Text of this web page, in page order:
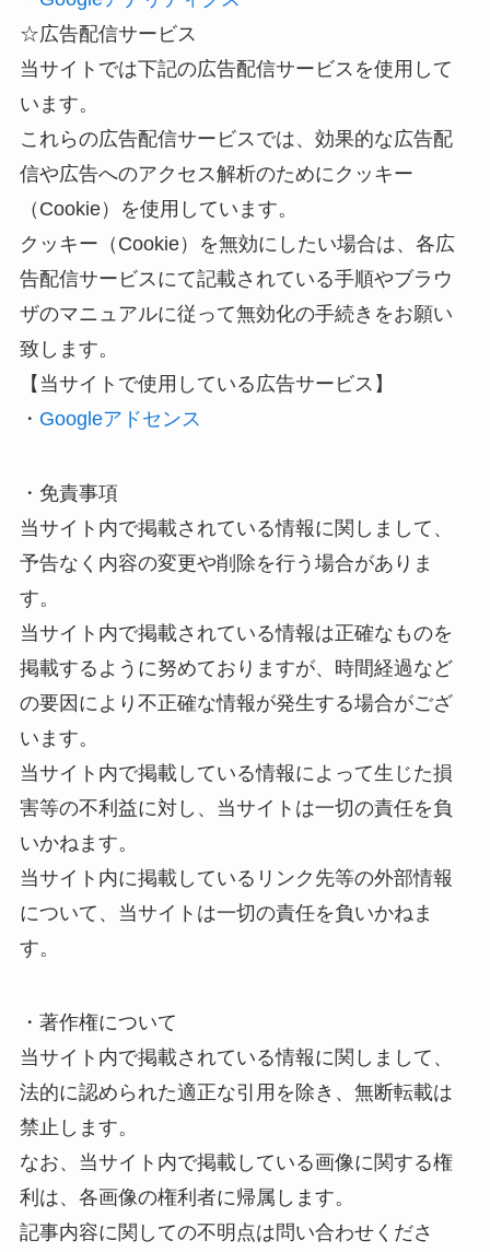
☆広告配信サービス
当サイトでは下記の広告配信サービスを使用して
います。
これらの広告配信サービスでは、効果的な広告配
信や広告へのアクセス解析のためにクッキー
（Cookie）を使用しています。
クッキー（Cookie）を無効にしたい場合は、各広
告配信サービスにて記載されている手順やブラウ
ザのマニュアルに従って無効化の手続きをお願い
致します。
【当サイトで使用している広告サービス】
・ Googleアドセンス
・免責事項
当サイト内で掲載されている情報に関しまして、
予告なく内容の変更や削除を行う場合がありま
す。
当サイト内で掲載されている情報は正確なものを
掲載するように努めておりますが、時間経過など
の要因により不正確な情報が発生する場合がござ
います。
当サイト内で掲載している情報によって生じた損
害等の不利益に対し、当サイトは一切の責任を負
いかねます。
当サイト内に掲載しているリンク先等の外部情報
について、当サイトは一切の責任を負いかねま
す。
・著作権について
当サイト内で掲載されている情報に関しまして、
法的に認められた適正な引用を除き、無断転載は
禁止します。
なお、当サイト内で掲載している画像に関する権
利は、各画像の権利者に帰属します。
記事内容に関しての不明点は問い合わせくださ